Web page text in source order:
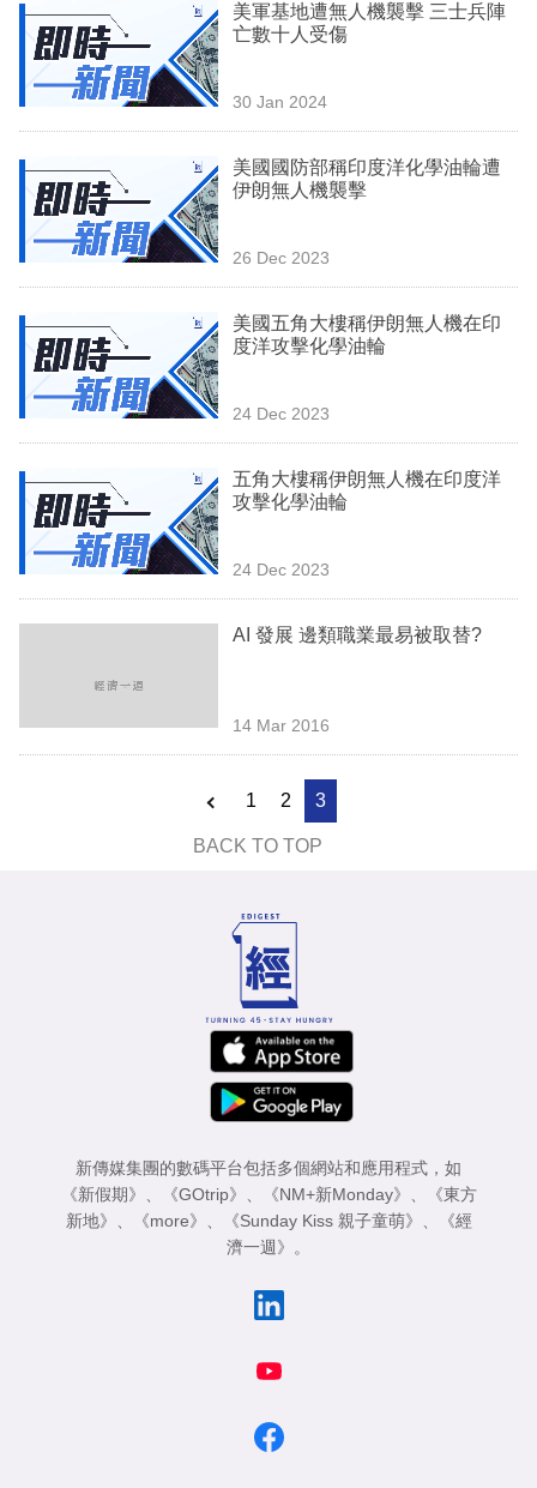
場
生
時
事
訂
閱
美軍基地遭無人機襲擊 三士兵陣
亡數十人受傷
30 Jan 2024
美國國防部稱印度洋化學油輪遭
伊朗無人機襲擊
26 Dec 2023
美國五角大樓稱伊朗無人機在印
度洋攻擊化學油輪
24 Dec 2023
五角大樓稱伊朗無人機在印度洋
攻擊化學油輪
24 Dec 2023
AI 發展 邊類職業最易被取替?
14 Mar 2016
1 2 3
BACK TO TOP
新傳媒集團的數碼平台包括多個網站和應用程式，如
《新假期》
《GOtrip》 《NM+新Monday》
《東方
新地》
《more》 《Sunday Kiss 親子童萌》
《經
濟一週》
。